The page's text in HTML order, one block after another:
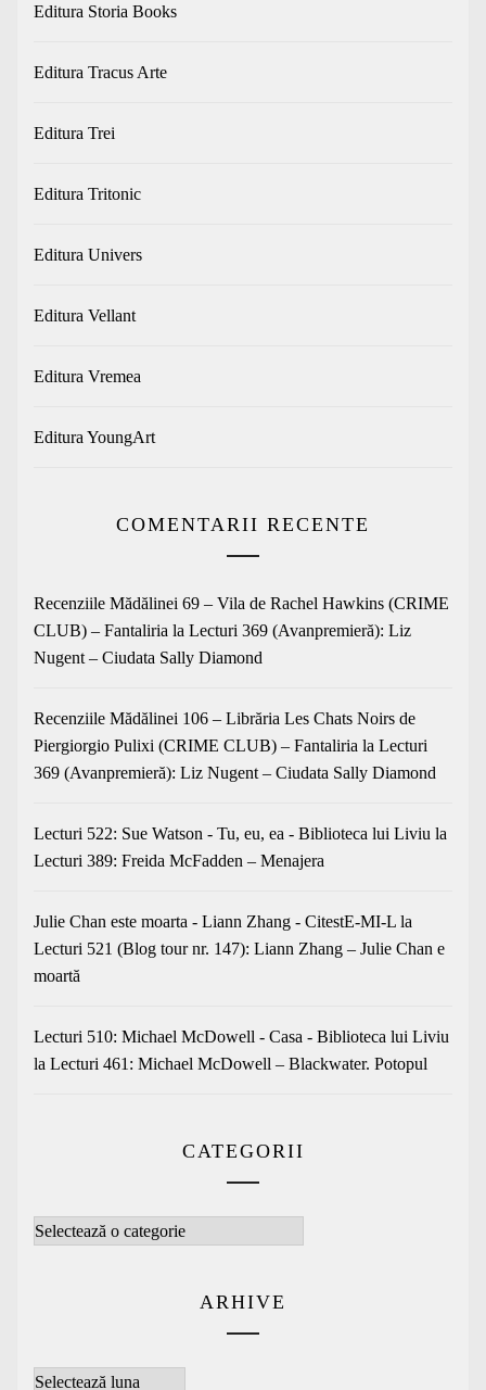
Editura Storia Books
Editura Tracus Arte
Editura Trei
Editura Tritonic
Editura Univers
Editura Vellant
Editura Vremea
Editura YoungArt
COMENTARII RECENTE
Recenziile Mădălinei 69 – Vila de Rachel Hawkins (CRIME
CLUB) – Fantaliria la Lecturi 369 (Avanpremieră): Liz
Nugent – Ciudata Sally Diamond
Recenziile Mădălinei 106 – Librăria Les Chats Noirs de
Piergiorgio Pulixi (CRIME CLUB) – Fantaliria la Lecturi
369 (Avanpremieră): Liz Nugent – Ciudata Sally Diamond
Lecturi 522: Sue Watson - Tu, eu, ea - Biblioteca lui Liviu la
Lecturi 389: Freida McFadden – Menajera
Julie Chan este moarta - Liann Zhang - CitestE-MI-L la
Lecturi 521 (Blog tour nr. 147): Liann Zhang – Julie Chan e
moartă
Lecturi 510: Michael McDowell - Casa - Biblioteca lui Liviu
la Lecturi 461: Michael McDowell – Blackwater. Potopul
CATEGORII
Categorii
ARHIVE
Arhive